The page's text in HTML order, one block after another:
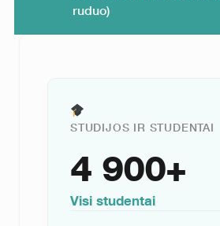
ruduo)
STUDIJOS IR STUDENTAI
4 900+
Visi studentai